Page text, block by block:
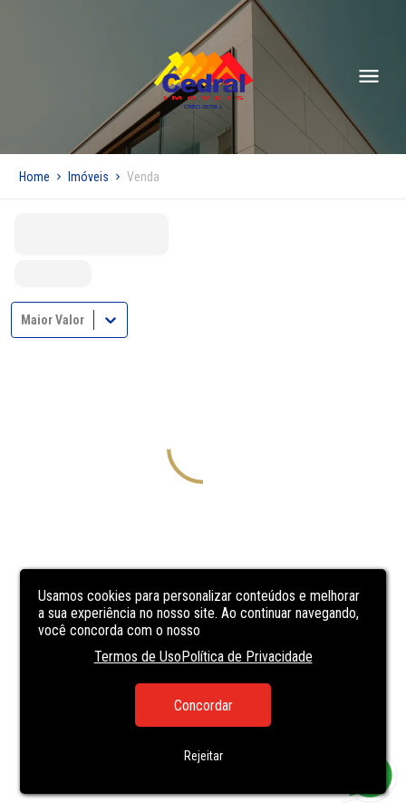
Usamos cookies para personalizar conteúdos e melhorar
a sua experiência no nosso site. Ao continuar navegando,
você concorda com o nosso
Termos de UsoPolítica de Privacidade
Concordar
Rejeitar
Home Imóveis Venda
Maior Valor